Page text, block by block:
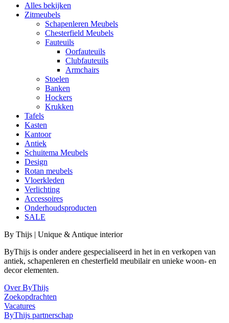
Alles bekijken
Zitmeubels
Schapenleren Meubels
Chesterfield Meubels
Fauteuils
Oorfauteuils
Clubfauteuils
Armchairs
Stoelen
Banken
Hockers
Krukken
Tafels
Kasten
Kantoor
Antiek
Schuitema Meubels
Design
Rotan meubels
Vloerkleden
Verlichting
Accessoires
Onderhoudsproducten
SALE
By Thijs | Unique & Antique interior
ByThijs is onder andere gespecialiseerd in het in en verkopen van
antiek, schapenleren en chesterfield meubilair en unieke woon- en
decor elementen.
Over ByThijs
Zoekopdrachten
Vacatures
ByThijs partnerschap